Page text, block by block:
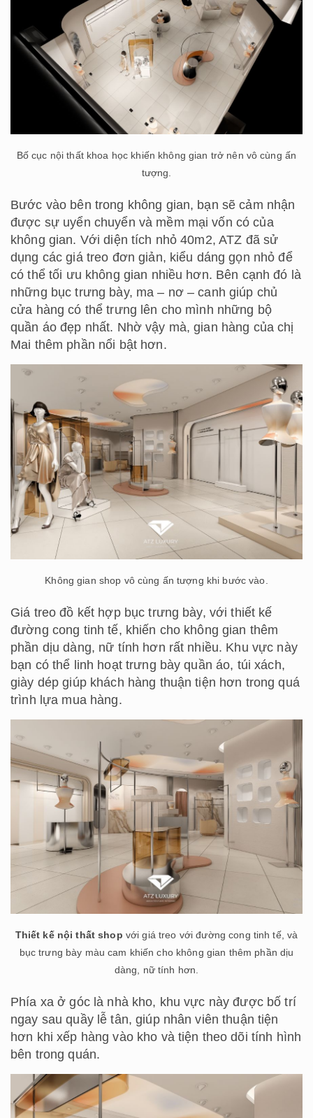
Bố cục nội thất khoa học khiến không gian trở nên vô cùng ấn
tượng.
Bước vào bên trong không gian, bạn sẽ cảm nhận
được sự uyển chuyển và mềm mại vốn có của
không gian. Với diện tích nhỏ 40m2, ATZ đã sử
dụng các giá treo đơn giản, kiểu dáng gọn nhỏ để
có thể tối ưu không gian nhiều hơn. Bên cạnh đó là
những bục trưng bày, ma – nơ – canh giúp chủ
cửa hàng có thể trưng lên cho mình những bộ
quần áo đẹp nhất. Nhờ vậy mà, gian hàng của chị
Mai thêm phần nổi bật hơn.
Không gian shop vô cùng ấn tượng khi bước vào.
Giá treo đồ kết hợp bục trưng bày, với thiết kế
đường cong tinh tế, khiến cho không gian thêm
phần dịu dàng, nữ tính hơn rất nhiều. Khu vực này
bạn có thể linh hoạt trưng bày quần áo, túi xách,
giày dép giúp khách hàng thuận tiện hơn trong quá
trình lựa mua hàng.
Thiết kế nội thất shop với giá treo với đường cong tinh tế, và
bục trưng bày màu cam khiến cho không gian thêm phần dịu
dàng, nữ tính hơn.
Phía xa ở góc là nhà kho, khu vực này được bố trí
ngay sau quầy lễ tân, giúp nhân viên thuận tiện
hơn khi xếp hàng vào kho và tiện theo dõi tính hình
bên trong quán.